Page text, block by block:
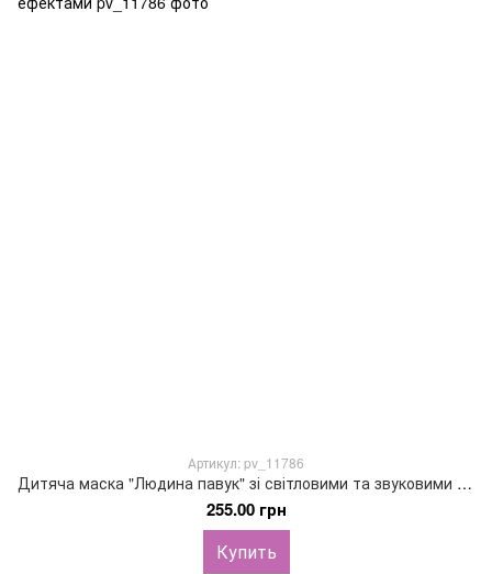
Артикул: pv_11786
Дитяча маска "Людина павук" зі світловими та звуковими ефектами
255.00 грн
Купить